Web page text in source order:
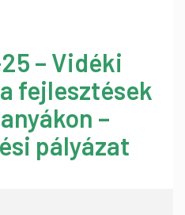
– Vidéki
fejlesztések
–
pályázat